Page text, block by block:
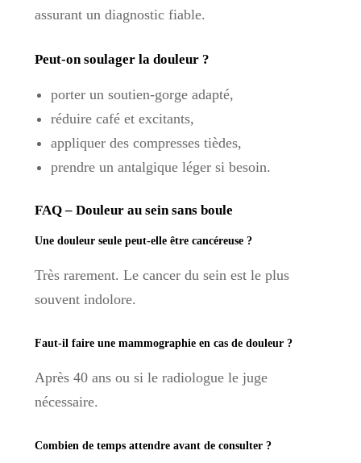
assurant un diagnostic fiable.
Peut-on soulager la douleur ?
porter un soutien-gorge adapté,
réduire café et excitants,
appliquer des compresses tièdes,
prendre un antalgique léger si besoin.
FAQ – Douleur au sein sans boule
Une douleur seule peut-elle être cancéreuse ?
Très rarement. Le cancer du sein est le plus
souvent indolore.
Faut-il faire une mammographie en cas de douleur ?
Après 40 ans ou si le radiologue le juge
nécessaire.
Combien de temps attendre avant de consulter ?